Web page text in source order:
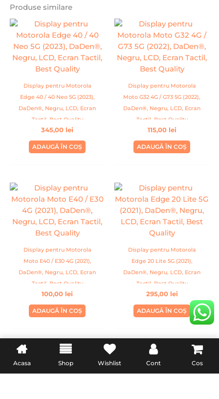
Produse similare
Display pentru Motorola
Edge 40 / 40 Neo 5G (2023),
DaDen®, Negru, LCD, Ecran
Tactil, Best Quality
345,00 lei
ADAUGĂ ÎN COȘ
Display pentru Motorola
Moto G32 4G / G73 5G (2022),
DaDen®, Negru, LCD, Ecran
Tactil, Best Quality
115,00 lei
ADAUGĂ ÎN COȘ
Display pentru Motorola
Moto E40 / E30 4G (2021),
DaDen®, Negru, LCD, Ecran
Tactil, Best Quality
100,00 lei
ADAUGĂ ÎN COȘ
Display pentru Motorola
Edge 20 Lite 5G (2021),
DaDen®, Negru, LCD, Ecran
Tactil, Best Quality
295,00 lei
ADAUGĂ ÎN COȘ
INFORMATII UTILE LEGAL
Acasa Shop Wishlist Cont Cos